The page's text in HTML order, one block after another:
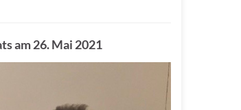
am 26. Mai 2021